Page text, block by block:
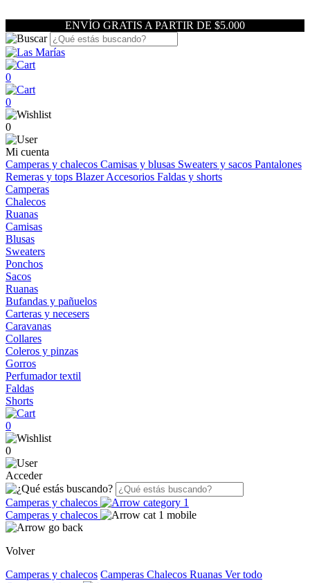
ENVÍO GRATIS A PARTIR DE $5.000
0
0
0
Mi cuenta
Camperas y chalecos Camisas y blusas Sweaters y sacos Pantalones
Remeras y tops BlazerAccesorios Faldas y shorts
Camperas
Chalecos
Ruanas
Camisas
Blusas
Sweaters
Ponchos
Sacos
Ruanas
Bufandas y pañuelos
Carteras y necesers
Caravanas
Collares
Coleros y pinzas
Gorros
Perfumador textil
Faldas
Shorts
0
0
Acceder
Camperas y chalecos
Camperas y chalecos
Volver
Camperas y chalecos Camperas Chalecos Ruanas Ver todo